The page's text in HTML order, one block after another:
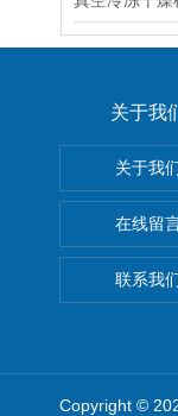
关于我
关于我
在线留
联系我
Copyright ©